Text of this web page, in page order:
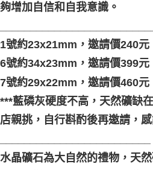
夠增加自信和自我意識。
1號約23x21mm，邀請價240元
6號約34x23mm，邀請價399元
7號約29x22mm，邀請價460元
***藍磷灰硬度不高，天然礦缺
店親挑，自行斟酌後再邀請，
水晶礦石為大自然的禮物，天